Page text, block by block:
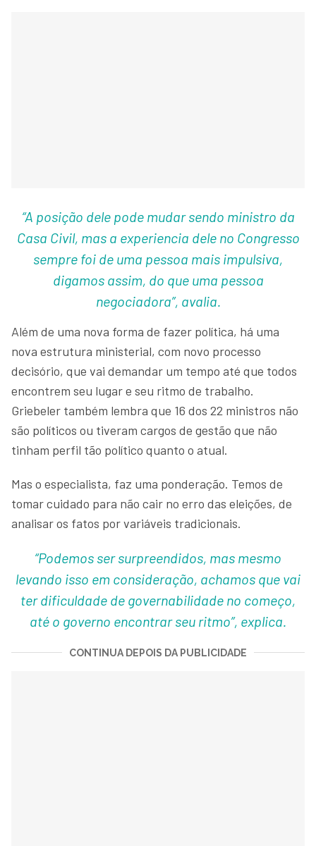
“A posição dele pode mudar sendo ministro da
Casa Civil, mas a experiencia dele no Congresso
sempre foi de uma pessoa mais impulsiva,
digamos assim, do que uma pessoa
negociadora”, avalia.
Além de uma nova forma de fazer política, há uma
nova estrutura ministerial, com novo processo
decisório, que vai demandar um tempo até que todos
encontrem seu lugar e seu ritmo de trabalho.
Griebeler também lembra que 16 dos 22 ministros não
são políticos ou tiveram cargos de gestão que não
tinham perfil tão político quanto o atual.
Mas o especialista, faz uma ponderação. Temos de
tomar cuidado para não cair no erro das eleições, de
analisar os fatos por variáveis tradicionais.
“Podemos ser surpreendidos, mas mesmo
levando isso em consideração, achamos que vai
ter dificuldade de governabilidade no começo,
até o governo encontrar seu ritmo”, explica.
CONTINUA DEPOIS DA PUBLICIDADE